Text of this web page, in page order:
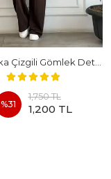
%31
1,750 TL
1,200 TL